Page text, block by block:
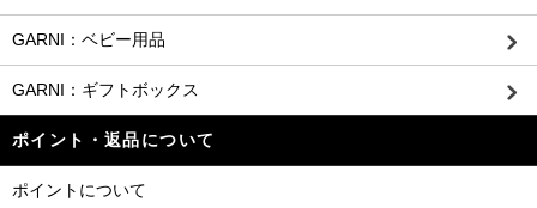
GARNI：ベビー用品
GARNI：ギフトボックス
ポイント・返品について
ポイントについて